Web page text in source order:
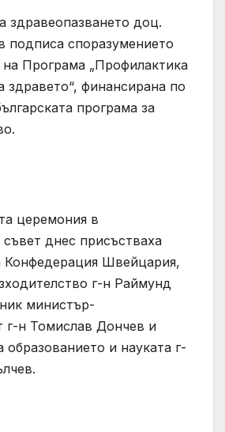
здравеопазването доц.
подписа споразумението
на Програма „Профилактика
здравето“, финансирана по
програма за
церемония в
днес присъстваха
Конфедерация Швейцария,
г-н Раймунд
министър-
г-н Томислав Дончев и
образованието и науката г-